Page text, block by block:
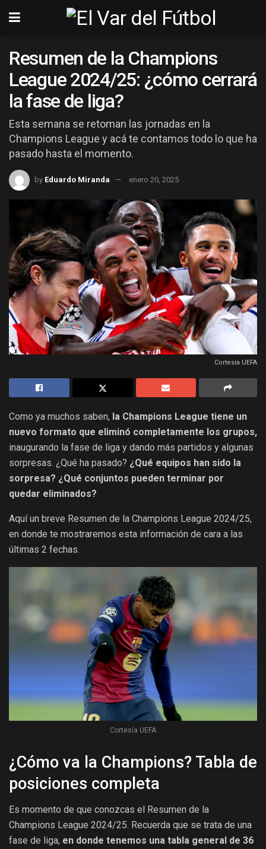
Resumen de la Champions
League 2024/25: ¿cómo cerrará
la fase de liga?
Esta semana se retoman las jornadas en la
Champions League y acá te contamos todo lo que ha
pasado hasta el momento.
by Eduardo Miranda enero 20, 2025
Cortesía UEFA
Como ya muchos saben, la Champions League tiene un
nuevo formato que eliminó completamente los grupos,
inaugurando la fase de liga y dando más partidos y algunas
sorpresas. ¿Qué ha pasado? ¿Qué equipos han sido la
sorpresa? ¿Qué conjuntos pueden terminar por
quedar eliminados?
Aquí un breve Resumen de la Champions League 2024/25,
en donde te mostraremos esta información de cara a las
últimas 2 fechas.
Cortesía UEFA
¿Cómo va la Champions? Tabla de
posiciones completa
Es momento de que conozcas el Resumen de la
Champions League 2024/25. Recuerda que se trata de una
fase de liga, en donde tenemos una tabla general de 36